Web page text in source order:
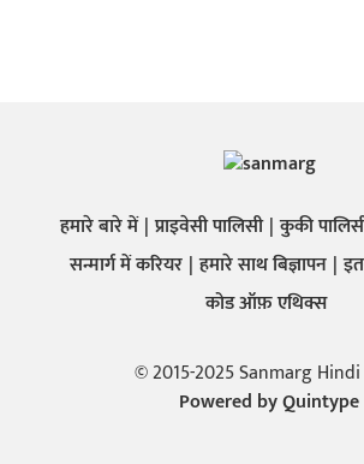
हमारे बारे में प्राइवेसी पालिसी कुकी
सन्मार्ग में करियर हमारे साथ बिज्ञापन
कोड ऑफ़ एथिक्स
© 2015-2025 Sanmarg
Powered byQuintype